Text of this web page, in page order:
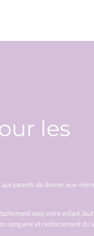
les
parents de donner eux-
avec votre enfant,
sanguine et renforcement du